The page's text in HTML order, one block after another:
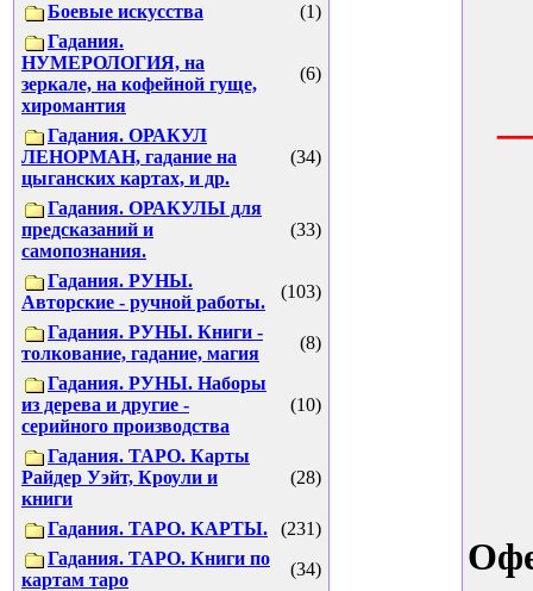
Боевые искусства
(1)
Гадания.
НУМЕРОЛОГИЯ, на
зеркале, на кофейной гуще,
хиромантия
(6)
Гадания. ОРАКУЛ
ЛЕНОРМАН, гадание на
цыганских картах, и др.
(34)
Гадания. ОРАКУЛЫ для
предсказаний и
самопознания.
(33)
Гадания. РУНЫ.
Авторские - ручной работы.
(103)
Гадания. РУНЫ. Книги -
толкование, гадание, магия
(8)
Гадания. РУНЫ. Наборы
из дерева и другие -
серийного производства
(10)
Гадания. ТАРО. Карты
Райдер Уэйт, Кроули и
книги
(28)
Гадания. ТАРО. КАРТЫ.
(231)
Гадания. ТАРО. Книги по
картам таро
(34)